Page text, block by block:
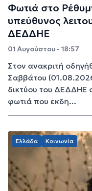
Φωτιά στο
υπεύθυνος
ΔΕΔΔΗΕ
01 Αυγούστου - 18:57
Στον ανακριτή
Σαββάτου
δικτύου του ΔΕΔΔΗΕ
φωτιά που εκδη...
Ελλάδα Κοινωνία